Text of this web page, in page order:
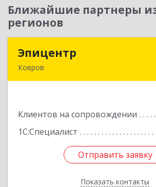
Ближайшие партнеры
регионов
Эпицентр
Ковров
Клиентов на сопровождении
1С:Специалист
Отправить заявку
Показать контакты
Отправить заявку
Назад